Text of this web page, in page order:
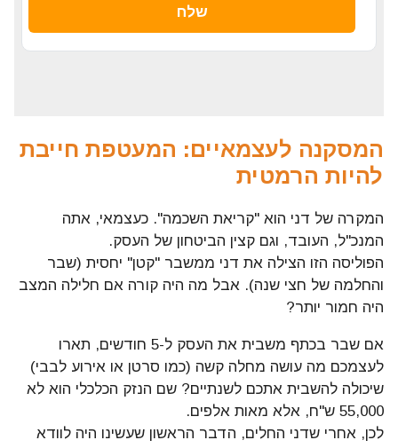
המסקנה לעצמאיים: המעטפת חייבת
להיות הרמטית
המקרה של דני הוא "קריאת השכמה". כעצמאי, אתה
המנכ"ל, העובד, וגם קצין הביטחון של העסק.
הפוליסה הזו הצילה את דני ממשבר "קטן" יחסית (שבר
והחלמה של חצי שנה). אבל מה היה קורה אם חלילה המצב
היה חמור יותר?
אם שבר בכתף משבית את העסק ל-5 חודשים, תארו
לעצמכם מה עושה מחלה קשה (כמו סרטן או אירוע לבבי)
שיכולה להשבית אתכם לשנתיים? שם הנזק הכלכלי הוא לא
55,000 ש"ח, אלא מאות אלפים.
לכן, אחרי שדני החלים, הדבר הראשון שעשינו היה לוודא